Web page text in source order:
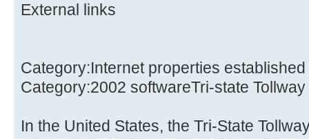
External links
Category:Internet properties
Category:2002 softwareTri-state Tollway
In the United States, the Tri-State